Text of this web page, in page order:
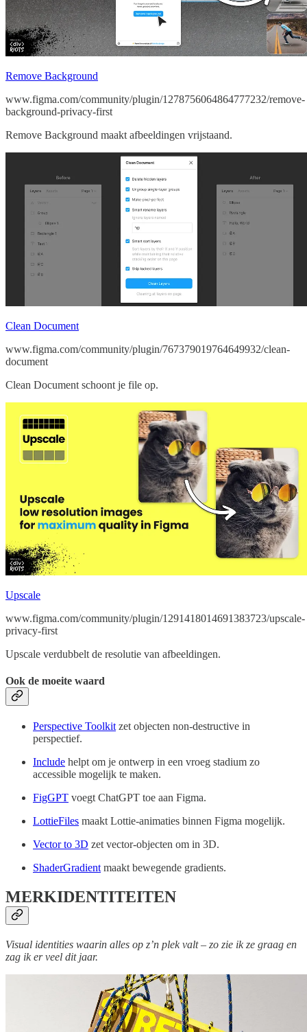
Remove Background
www.figma.com/community/plugin/1278756064864777232/remove-
background-privacy-first
Remove Background maakt afbeeldingen vrijstaand.
Clean Document
www.figma.com/community/plugin/767379019764649932/clean-
document
Clean Document schoont je file op.
Upscale
www.figma.com/community/plugin/1291418014691383723/upscale-
privacy-first
Upscale verdubbelt de resolutie van afbeeldingen.
Ook de moeite waard
Perspective Toolkitzet objecten non-destructive in
perspectief.
Include helpt om je ontwerp in een vroeg stadium zo
accessible mogelijk te maken.
FigGPT voegt ChatGPT toe aan Figma.
LottieFiles maakt Lottie-animaties binnen Figma mogelijk.
Vector to 3D zet vector-objecten om in 3D.
ShaderGradientmaakt bewegende gradients.
MERKIDENTITEITEN
Visual identities waarin alles op z’n plek valt – zo zie ik ze graag en
zag ik er veel dit jaar.